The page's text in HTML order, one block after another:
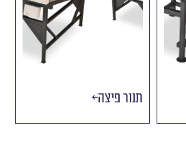
תנור פיצה